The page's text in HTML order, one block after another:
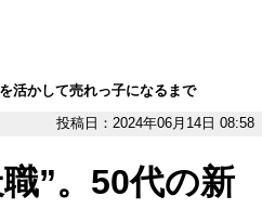
活かして売れっ子になるまで
投稿日：2024年06月14日 08:58
”。50代の新